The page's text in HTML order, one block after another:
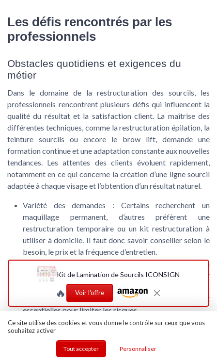
Les défis rencontrés par les
professionnels
Obstacles quotidiens et exigences du
métier
Dans le domaine de la restructuration des sourcils, les
professionnels rencontrent plusieurs défis qui influencent la
qualité du résultat et la satisfaction client. La maîtrise des
différentes techniques, comme la restructuration épilation, la
teinture sourcils ou encore le brow lift, demande une
formation continue et une adaptation constante aux nouvelles
tendances. Les attentes des clients évoluent rapidement,
notamment en ce qui concerne la création d’une ligne sourcil
adaptée à chaque visage et l’obtention d’un résultat naturel.
Variété des demandes : Certains recherchent un
maquillage permanent, d’autres préfèrent une
restructuration temporaire ou un kit restructuration à
utiliser à domicile. Il faut donc savoir conseiller selon le
besoin, le prix et la fréquence d’entretien.
Gestion des réactions cutanées :Les soins visage et la
teinture peuvent provoquer des réactions, surtout sur
des peaux sensibles. L’expertise dans le choix des
produits et la connaissance des avis clients sont
essentielles pour limiter les risques.
Pression sur la livraison rapide :Avec la montée de
l’achat en ligne, les instituts de beauté doivent proposer
des solutions rapides, que ce soit pour la livraison de
produits ou la prise de rendez-vous pour une
Kit de Lamination de Sourcils ICONSIGN
🔥 Voir l'offre
Ce site utilise des cookies et vous donne le contrôle sur ceux que vous
souhaitez activer
Tout accepter Personnaliser